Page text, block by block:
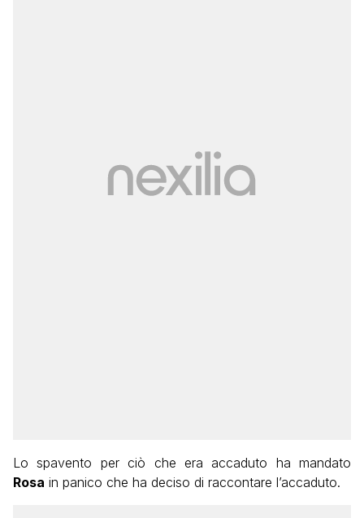
Lo spavento per ciò che era accaduto ha mandato
Rosa in panico che ha deciso di raccontare l’accaduto.